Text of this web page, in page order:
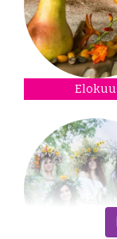
Elokuu